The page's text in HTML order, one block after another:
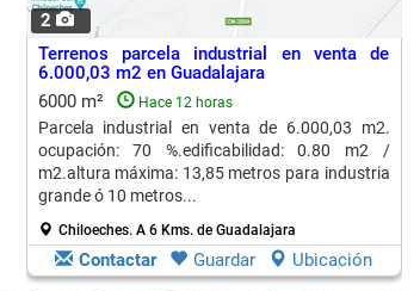
2
Terrenos parcela industrial en venta de
6.000,03 m2 en Guadalajara
6000 m²
Hace 12 horas
Parcela industrial en venta de 6.000,03 m2.
ocupación: 70 %.edificabilidad: 0.80 m2 /
m2.altura máxima: 13,85 metros para industria
grande ó 10 metros...
Chiloeches. A 6 Kms. de Guadalajara
Contactar Guardar Ubicación